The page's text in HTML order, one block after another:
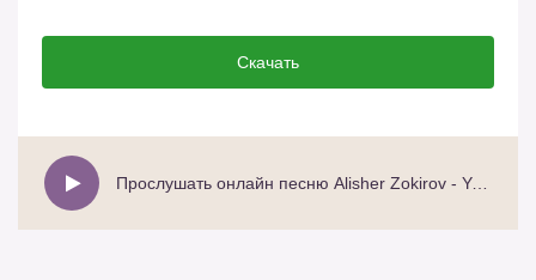
Скачать
Прослушать онлайн песню Alisher Zokirov - Yolg`iz ayol